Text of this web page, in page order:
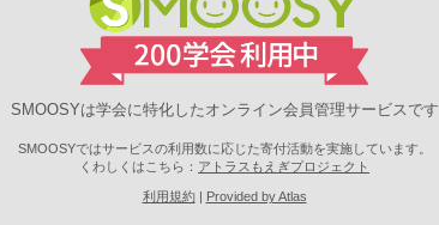
SMOOSYは学会に特化したオンライン会員管理サービスです
SMOOSYではサービスの利用数に応じた寄付活動を実施しています。
くわしくはこちら： アトラスもえぎプロジェクト
利用規約 Provided by Atlas